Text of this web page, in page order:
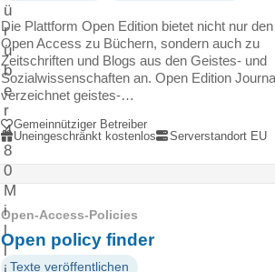
ü
r
ü
b
e
r
4
8
0
M
i
l
l
Die Plattform Open Edition bietet nicht nur den
Open Access zu Büchern, sondern auch zu
Zeitschriften und Blogs aus den Geistes- und
Sozialwissenschaften an. Open Edition
verzeichnet geistes-…
Gemeinnütziger Betreiber
Uneingeschränkt kostenlos
Serverstandort EU
Open-Access-Policies
Open policy finder
Texte veröffentlichen